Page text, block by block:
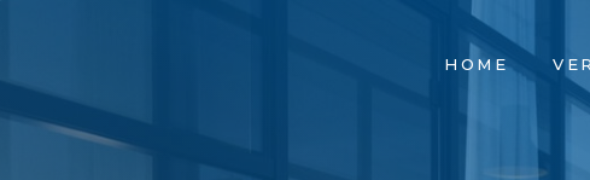
NAVIGATION
HOME